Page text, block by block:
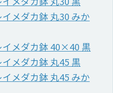
メダカ鉢 丸30 みか
イメダカ鉢 40×40 黒
メダカ鉢 丸45 黒
メダカ鉢 丸45 みか